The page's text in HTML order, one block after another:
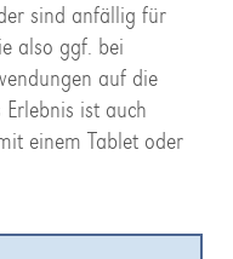
sind anfällig für
also ggf. bei
auf die
ist auch
einem Tablet oder